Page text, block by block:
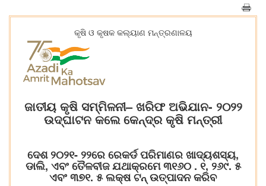
କୃଷି ଓ କୃଷକ କଲ୍ୟାଣ ମନ୍ତ୍ରଣାଳୟ
ଜାତୀୟ କୃଷି ସମ୍ମିଳନୀ– ଖରିଫ ଅଭିଯାନ- ୨୦୨୨
ଉଦ୍‌ଘାଟନ କଲେ କେନ୍ଦ୍ର କୃଷି ମନ୍ତ୍ରୀ
ଦେଶ ୨୦୨୧- ୨୨ରେ ରେକର୍ଡ ପରିମାଣର ଖାଦ୍ୟଶସ୍ୟ,
ଡାଲି, ଏବଂ ତୈଳବୀଜ ଯଥାକ୍ରମେ ୩୧୬୦ . ୧, ୨୬୯. ୫
ଏବଂ ୩୭୧. ୫ ଲକ୍ଷ ଟନ୍ ଉତ୍ପାଦନ କରିବ